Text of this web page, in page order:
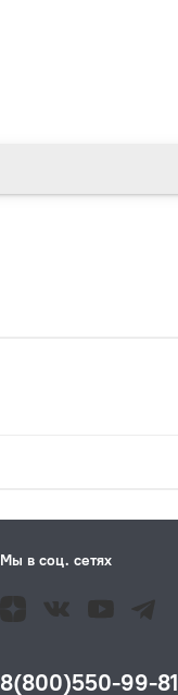
Мы в соц. сетях
8(800)550-99-81